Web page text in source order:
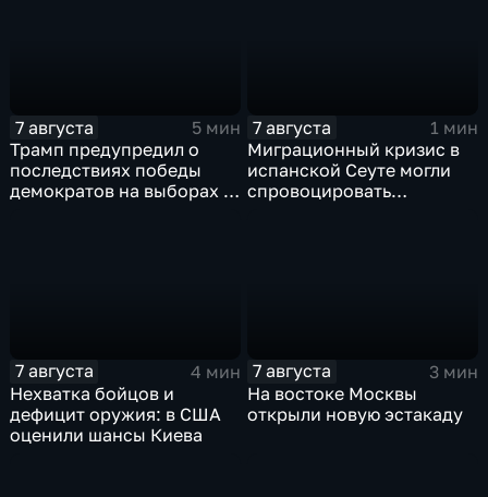
7 августа
5 мин
Трамп предупредил о
последствиях победы
демократов на выборах в
7 августа
1 мин
Миграционный кризис в
испанской Сеуте могли
спровоцировать
7 августа
4 мин
Нехватка бойцов и
дефицит оружия: в США
оценили шансы Киева
7 августа
3 мин
На востоке Москвы
открыли новую эстакаду